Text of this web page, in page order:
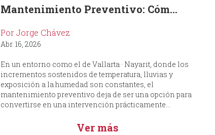
Mantenimiento Preventivo: Cóm...
Por Jorge Chávez
Abr. 16, 2026
En un entorno como el de Vallarta · Nayarit, donde los
incrementos sostenidos de temperatura, lluvias y
exposición a la humedad son constantes, el
mantenimiento preventivo deja de ser una opción para
convertirse en una intervención prácticamente...
Ver más